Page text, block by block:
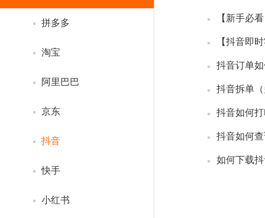
拼多多
淘宝
阿里巴巴
京东
抖音
快手
小红书
【抖音即
抖音拆单
抖音如何
抖音如何
如何下载